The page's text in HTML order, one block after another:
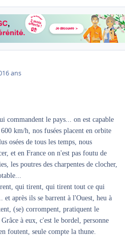
16 ans
commandent le pays... on est capable
km/h, nos fusées placent en orbite
osées de tous les temps, nous
et en France on n'est pas foutu de
les poutres des charpentes de clocher,
qui tirent, qui tirent tout ce qui
et après ils se barrent à l'Ouest, heu à
(se) corrompent, pratiquent le
à eux, c'est le bordel, personne
foutent, seule compte la thune.